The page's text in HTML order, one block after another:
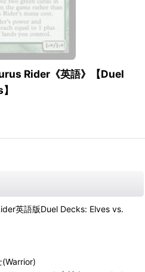
Rider《英語》【Duel
英語版Duel Decks: Elves vs.
(Warrior)